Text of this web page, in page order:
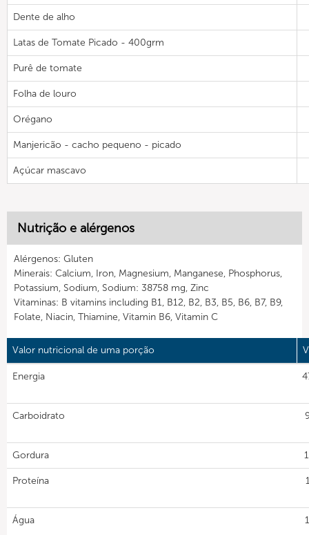
Dente de alho
Latas de Tomate Picado - 400grm
Purê de tomate
Folha de louro
Orégano
Manjericão - cacho pequeno - picado
Açúcar mascavo
Nutrição e alérgenos
Alérgenos: Gluten
Minerais: Calcium, Iron, Magnesium, Manganese, Phosphorus,
Potassium, Sodium, Sodium: 38758 mg, Zinc
Vitaminas: B vitamins including B1, B12, B2, B3, B5, B6, B7, B9,
Folate, Niacin, Thiamine, Vitamin B6, Vitamin C
Valor nutricional de uma porção
Energia
Carboidrato
Gordura
Proteína
Água